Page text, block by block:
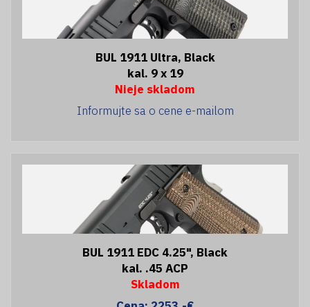
BUL 1911 Ultra, Black
kal. 9 x 19
Nieje skladom
Informujte sa o cene e-mailom
BUL 1911 EDC 4.25", Black
kal. .45 ACP
Skladom